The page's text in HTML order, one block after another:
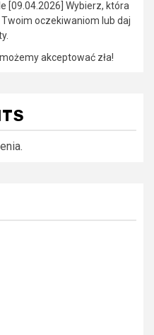
[09.04.2026] Wybierz, która
oczekiwaniom lub daj
akceptować zła!